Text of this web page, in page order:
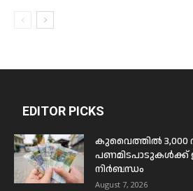
EDITOR PICKS
കുവൈത്തിൽ 3,000
പണമിടപാടുകൾക്ക്
നിർബന്ധം
August 7, 2026